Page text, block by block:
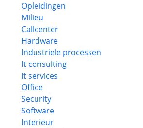
Opleidingen
Milieu
Callcenter
Hardware
Industriele processen
It consulting
It services
Office
Security
Software
Interieur